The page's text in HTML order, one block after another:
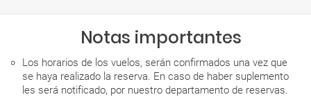
Notas importantes
Los horarios de los vuelos, serán confirmados una vez que
se haya realizado la reserva. En caso de haber suplemento
les será notificado, por nuestro departamento de reservas.